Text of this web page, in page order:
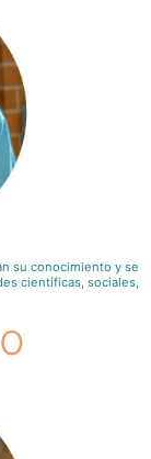
su conocimiento y se
científicas, sociales,